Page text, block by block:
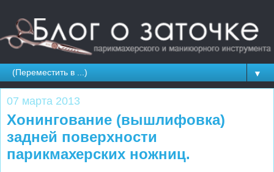
▼
07 марта 2013
Хонингование (вышлифовка)
задней поверхности
парикмахерских ножниц.